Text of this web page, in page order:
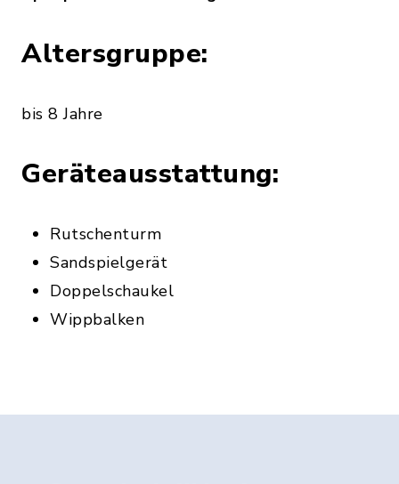
Altersgruppe:
bis 8 Jahre
Geräteausstattung:
Rutschenturm
Sandspielgerät
Doppelschaukel
Wippbalken